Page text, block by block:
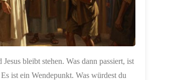
bleibt stehen. Was dann passiert, ist
ist ein Wendepunkt. Was würdest du